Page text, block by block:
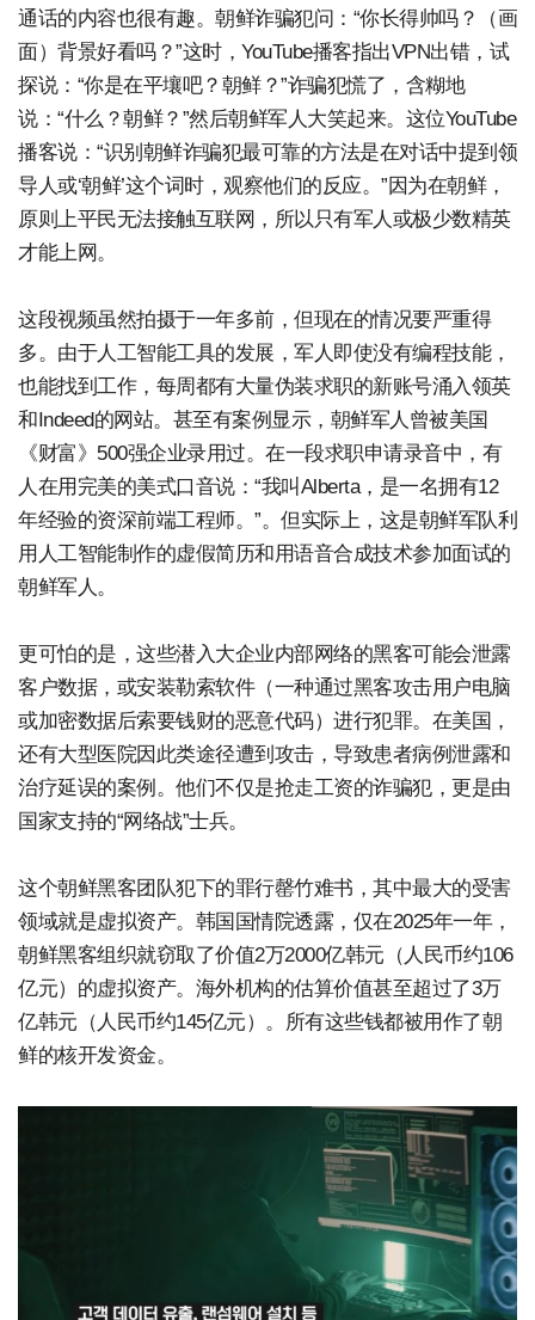
通话的内容也很有趣。朝鲜诈骗犯问：“你长得帅吗？（画
面）背景好看吗？”这时，YouTube播客指出VPN出错，试
探说：“你是在平壤吧？朝鲜？”诈骗犯慌了，含糊地
说：“什么？朝鲜？”然后朝鲜军人大笑起来。这位YouTube
播客说：“识别朝鲜诈骗犯最可靠的方法是在对话中提到领
导人或‘朝鲜’这个词时，观察他们的反应。”因为在朝鲜，
原则上平民无法接触互联网，所以只有军人或极少数精英
才能上网。
这段视频虽然拍摄于一年多前，但现在的情况要严重得
多。由于人工智能工具的发展，军人即使没有编程技能，
也能找到工作，每周都有大量伪装求职的新账号涌入领英
和Indeed的网站。甚至有案例显示，朝鲜军人曾被美国
《财富》500强企业录用过。在一段求职申请录音中，有
人在用完美的美式口音说：“我叫Alberta，是一名拥有12
年经验的资深前端工程师。”。但实际上，这是朝鲜军队利
用人工智能制作的虚假简历和用语音合成技术参加面试的
朝鲜军人。
更可怕的是，这些潜入大企业内部网络的黑客可能会泄露
客户数据，或安装勒索软件（一种通过黑客攻击用户电脑
或加密数据后索要钱财的恶意代码）进行犯罪。在美国，
还有大型医院因此类途径遭到攻击，导致患者病例泄露和
治疗延误的案例。他们不仅是抢走工资的诈骗犯，更是由
国家支持的“网络战”士兵。
这个朝鲜黑客团队犯下的罪行罄竹难书，其中最大的受害
领域就是虚拟资产。韩国国情院透露，仅在2025年一年，
朝鲜黑客组织就窃取了价值2万2000亿韩元（人民币约106
亿元）的虚拟资产。海外机构的估算价值甚至超过了3万
亿韩元（人民币约145亿元）。所有这些钱都被用作了朝
鲜的核开发资金。